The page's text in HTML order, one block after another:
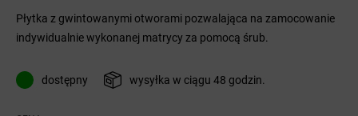
Płytka z gwintowanymi otworami pozwalająca na zamocowanie
indywidualnie wykonanej matrycy za pomocą śrub.
dostępny wysyłka w ciągu 48 godzin.